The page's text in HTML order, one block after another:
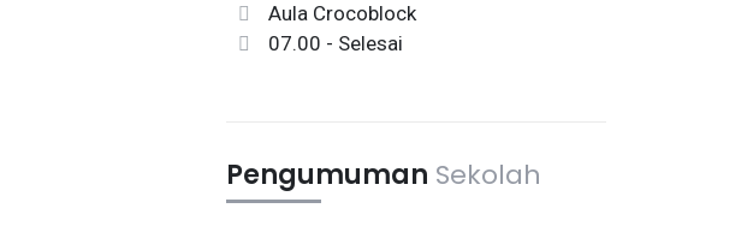
Aula Crocoblock
07.00 - Selesai
Pengumuman Sekolah